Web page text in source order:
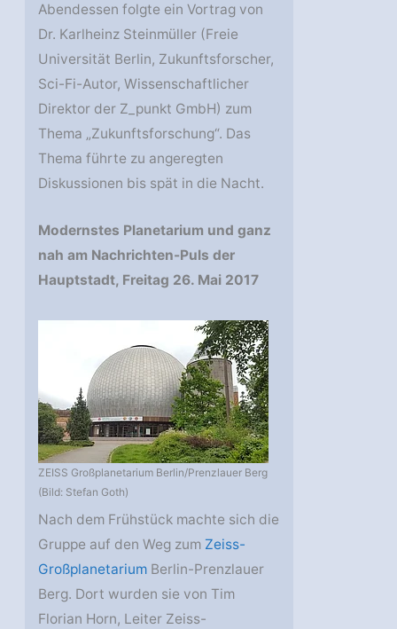
Abendessen folgte ein Vortrag von
Dr. Karlheinz Steinmüller (Freie
Universität Berlin, Zukunftsforscher,
Sci-Fi-Autor, Wissenschaftlicher
Direktor der Z_punkt GmbH) zum
Thema „Zukunftsforschung“. Das
Thema führte zu angeregten
Diskussionen bis spät in die Nacht.
Modernstes Planetarium und ganz
nah am Nachrichten-Puls der
Hauptstadt, Freitag 26. Mai 2017
ZEISS Großplanetarium Berlin/Prenzlauer Berg
(Bild: Stefan Goth)
Nach dem Frühstück machte sich die
Gruppe auf den Weg zum Zeiss-
Großplanetarium Berlin-Prenzlauer
Berg. Dort wurden sie von Tim
Florian Horn, Leiter Zeiss-